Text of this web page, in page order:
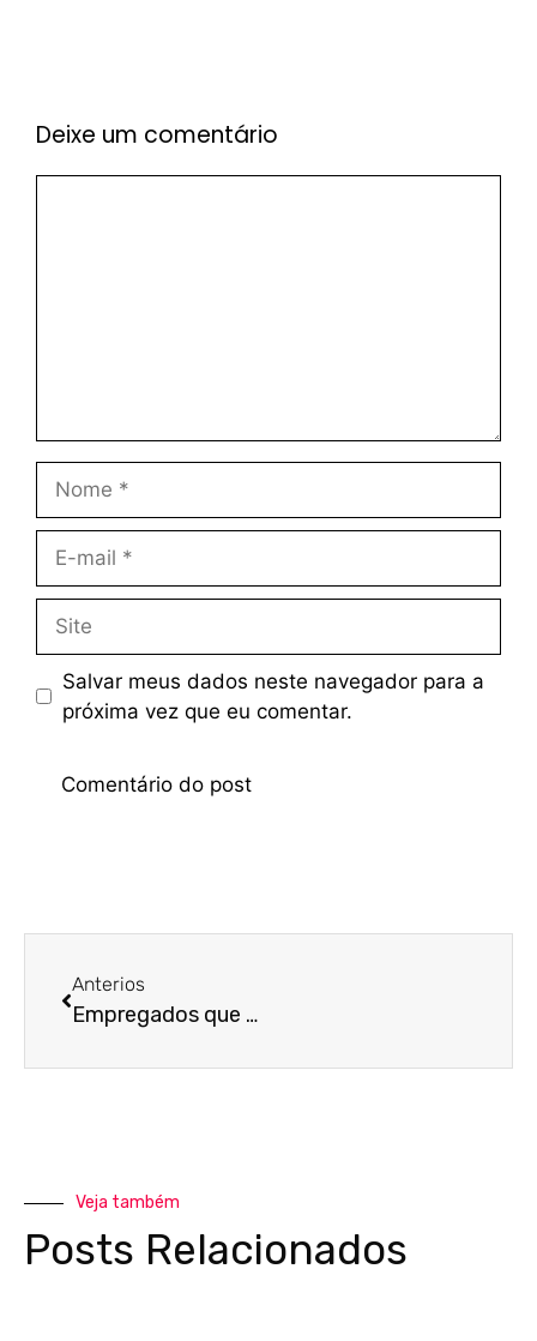
Deixe um comentário
Salvar meus dados neste navegador para a
próxima vez que eu comentar.
Anterios
Empregados que possuem estabilidade podem pedir demissão? Entenda!
Veja também
Posts Relacionados